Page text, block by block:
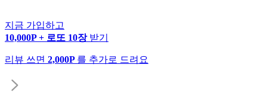
지금 가입하고
10,000P + 로또 10장 받기
리뷰 쓰면 2,000P 를 추가로 드려요